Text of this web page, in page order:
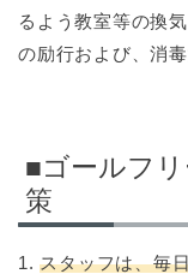
るよう教室等の換
の励行および、消
■ゴールフ
策
1.スタッフは、毎